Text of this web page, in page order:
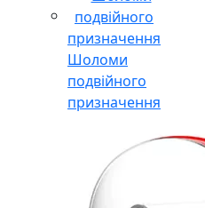
Шоломи
подвійного
призначення